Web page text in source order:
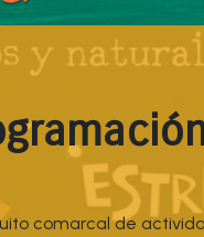
comarcal de